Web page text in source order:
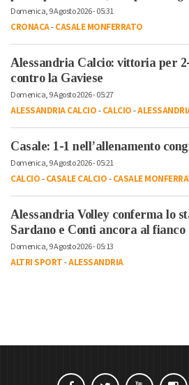
Domenica, 9 Agosto 2026 - 05:31
CRONACA-CASALE MONFERRATO
Alessandria Calcio: vittoria per
contro la Gaviese
Domenica, 9 Agosto 2026 - 05:27
ALESSANDRIA CALCIO-CALCIO-
Casale: 1-1 nell’allenamento
Domenica, 9 Agosto 2026 - 05:21
CALCIO-CASALE CALCIO-CASALE
Alessandria Volley conferma lo
Sardano e Conti ancora al fianco
Domenica, 9 Agosto 2026 - 05:13
ALTRI SPORT-ALESSANDRIA